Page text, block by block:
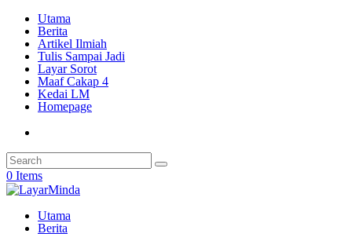
Utama
Berita
Artikel Ilmiah
Tulis Sampai Jadi
Layar Sorot
Maaf Cakap 4
Kedai LM
Homepage
0 Items
Utama
Berita